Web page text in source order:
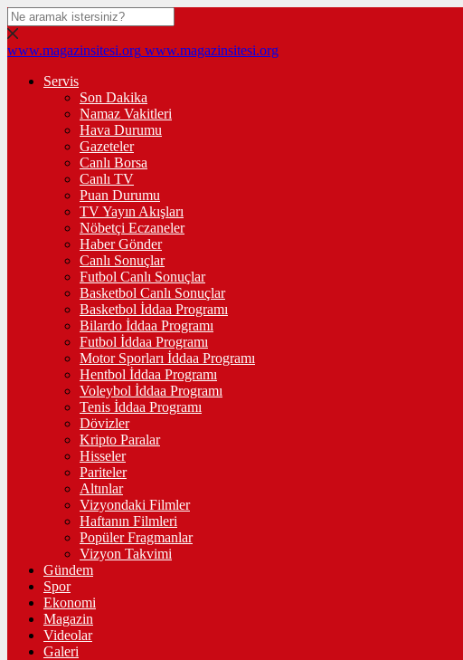
www.magazinsitesi.org www.magazinsitesi.org
Servis
Son Dakika
Namaz Vakitleri
Hava Durumu
Gazeteler
Canlı Borsa
Canlı TV
Puan Durumu
TV Yayın Akışları
Nöbetçi Eczaneler
Haber Gönder
Canlı Sonuçlar
Futbol Canlı Sonuçlar
Basketbol Canlı Sonuçlar
Basketbol İddaa Programı
Bilardo İddaa Programı
Futbol İddaa Programı
Motor Sporları İddaa Programı
Hentbol İddaa Programı
Voleybol İddaa Programı
Tenis İddaa Programı
Dövizler
Kripto Paralar
Hisseler
Pariteler
Altınlar
Vizyondaki Filmler
Haftanın Filmleri
Popüler Fragmanlar
Vizyon Takvimi
Gündem
Spor
Ekonomi
Magazin
Videolar
Galeri